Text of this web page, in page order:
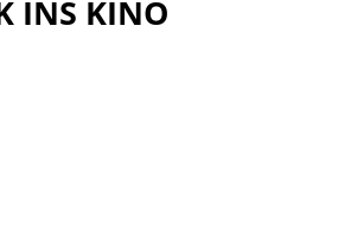
INS KINO